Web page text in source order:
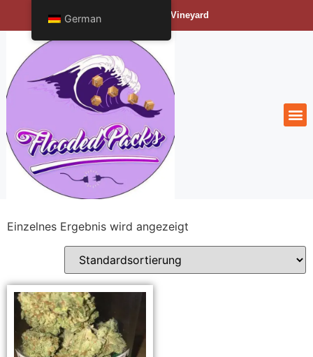
Bengals Vineyard
Einzelnes Ergebnis wird angezeigt
German